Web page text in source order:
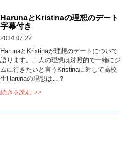
HarunaとKristinaの理想のデート
字幕付き
2014.07.22
HarunaとKristinaが理想のデートについて
語ります。二人の理想は対照的で一緒にジ
ムに行きたいと言うKristinaに対して高校
生Harunaの理想は…？
続きを読む >>